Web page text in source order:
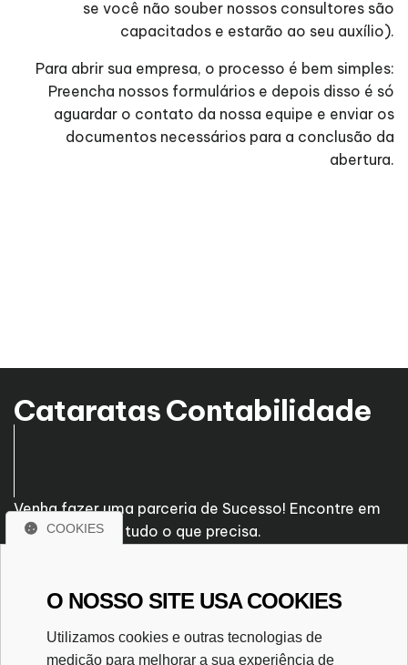
se você não souber nossos consultores são
capacitados e estarão ao seu auxílio).
Para abrir sua empresa, o processo é bem simples:
Preencha nossos formulários e depois disso é só
aguardar o contato da nossa equipe e enviar os
documentos necessários para a conclusão da
abertura.
Cataratas Contabilidade
Venha fazer uma parceria de Sucesso! Encontre em
nossa empresa tudo o que precisa.
R. Bartolomeu de Gusmão, 469
Centro - Foz do Iguaçu - PR
CEP. 85851-160
(45) 3028-2947
COOKIES
O NOSSO SITE USA COOKIES
Utilizamos cookies e outras tecnologias de
medição para melhorar a sua experiência de